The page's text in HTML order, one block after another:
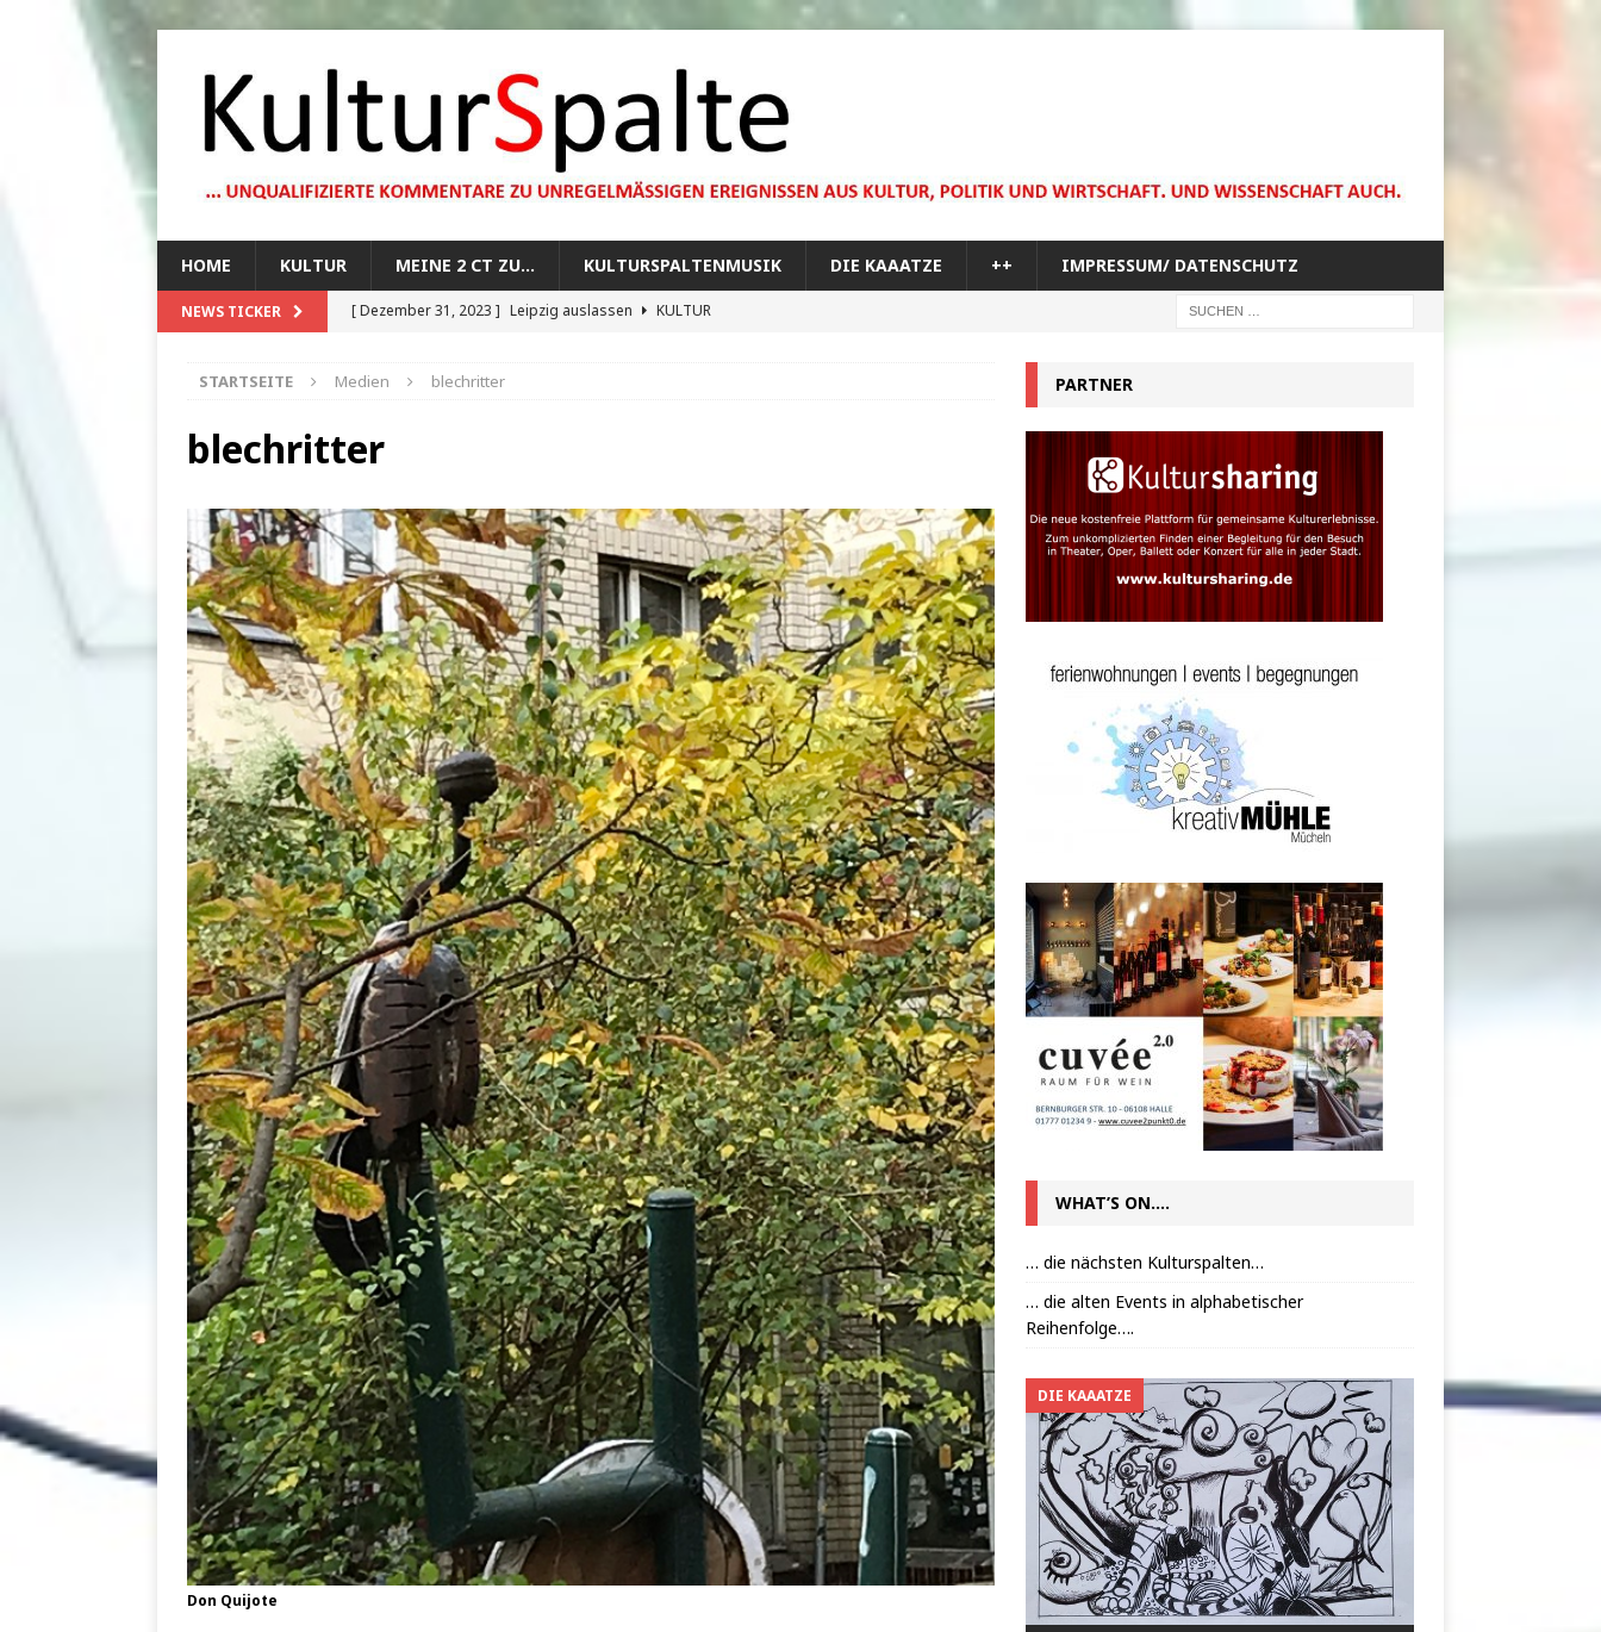
HOME KULTUR MEINE 2 CT ZU… KULTURSPALTENMUSIK DIE KAAATZE ++ IMPRESSUM/ DATENSCHUTZ
NEWS TICKER [ Dezember 31, 2023 ] Leipzig auslassen
KULTUR
[ August 13, 2023 ] Die Mobilisierung der menschlichen Dummheit
STARTSEITE Medien blechritter
blechritter
Don Quijote
PARTNER
WHAT’S ON….
… die nächsten Kulturspalten…
… die alten Events in alphabetischer
Reihenfolge….
DIE KAAATZE